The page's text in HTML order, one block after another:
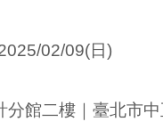
02/09(日)
分館二樓｜臺北市